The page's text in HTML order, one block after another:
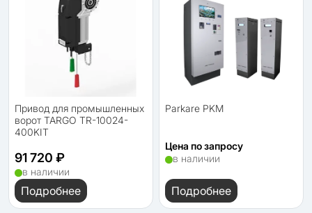
Привод для промышленных
ворот TARGO TR-10024-
400KIT
91 720 ₽
в наличии
Подробнее
Parkare PKM
Цена по запросу
в наличии
Подробнее